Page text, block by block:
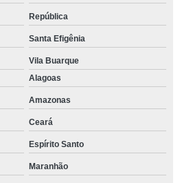
República
Santa Efigênia
Vila Buarque
Alagoas
Amazonas
Ceará
Espírito Santo
Maranhão